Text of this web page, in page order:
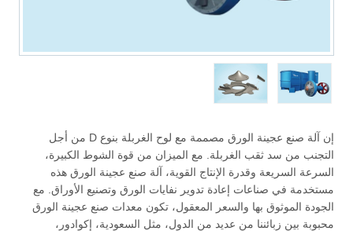
إن آلة صنع عجينة الورق مصممة مع لوح الغربلة بنوع D من أجل
التجنب من سد ثقب الغربلة. مع الميزان من قوة الشوط الكبيرة،
السرعة السريعة وقدرة الإنتاج القوية، آلة صنع عجينة الورق هذه
مستخدمة في صناعات إعادة تدوير نفايات الورق وتصنيع الأوراق. مع
الجودة الموثوق بها والسعر المعقول، تكون معدات صنع عجينة الورق
محبوبة بين زبائننا من عديد من الدول، مثل السعودية، إكوادور،